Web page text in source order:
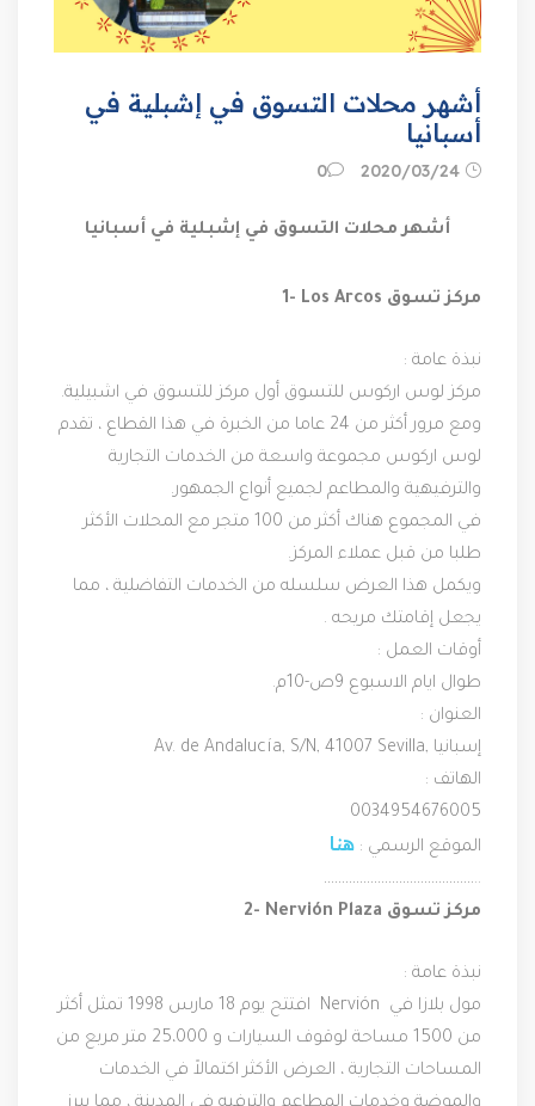
أشهر محلات التسوق في إشبلية في
أسبانيا
0
أشهر محلات التسوق في إشبلية في أسبانيا
1- Los Arcos مركز تسوق
نبذة عامة :
مركز لوس اركوس للتسوق أول مركز للتسوق في اشبيلية.
والترفيهية والمطاعم لجميع أنواع الجمهور.
طلبا من قبل عملاء المركز.
يجعل إقامتك مريحه .
أوقات العمل :
طوال ايام الاسبوع 9ص-10م.
العنوان :
Av. de Andalucía, S/N, 41007 Sevilla, إسبانيا
الهاتف :
0034954676005
الموقع الرسمي : هنا
……………………………………..
2- Nervión Plaza مركز تسوق
نبذة عامة :